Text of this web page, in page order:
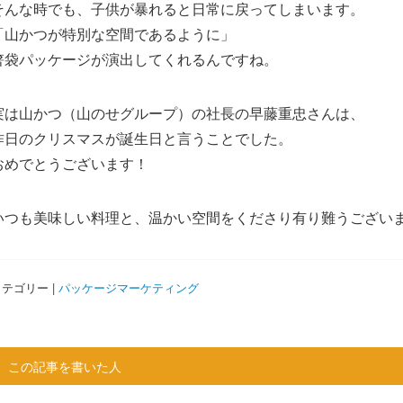
んな時でも、子供が暴れると日常に戻ってしまいます。
山かつが特別な空間であるように」
袋パッケージが演出してくれるんですね。
は山かつ（山のせグループ）の社長の早藤重忠さんは、
日のクリスマスが誕生日と言うことでした。
めでとうございます！
つも美味しい料理と、温かい空間をくださり有り難うござい
ゴリー | パッケージマーケティング
この記事を書いた人